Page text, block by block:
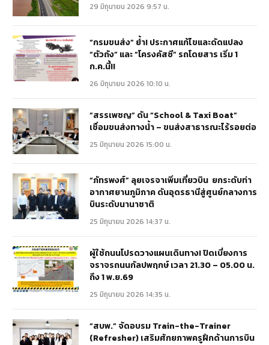
29 มิถุนายน 2026 9:57 น.
“กรมขนส่ง” ย้ำ! ประกาศแก้ไขและดัดแปลง
“ตัวถัง” และ “โครงคัสซี” รถโดยสาร เริ่ม 1
ก.ค.นี้!!
26 มิถุนายน 2026 10:10 น.
“สรรเพชญ” ดัน “School & Taxi Boat”
เชื่อมขนส่งทางน้ำ – ขนส่งสาธารณะไร้รอยต่อ
25 มิถุนายน 2026 15:00 น.
“ภัทรพงศ์” ลุยเจรจาเพิ่มเที่ยวบิน ยกระดับท่า
อากาศยานภูมิภาค ดันอุดรธานีสู่ศูนย์กลางการ
บินระดับนานาชาติ
25 มิถุนายน 2026 14:37 น.
ผู้ใช้ถนนโปรดวางแผนเดินทาง! ปิดเบี่ยงการ
จราจรถนนกัลปพฤกษ์ เวลา 21.30 – 05.00 น.
ถึง 1 พ.ย.69
25 มิถุนายน 2026 14:35 น.
“สบพ.” จัดอบรม Train-the-Trainer
(Refresher) เสริมศักยภาพครูฝึกด้านการบิน